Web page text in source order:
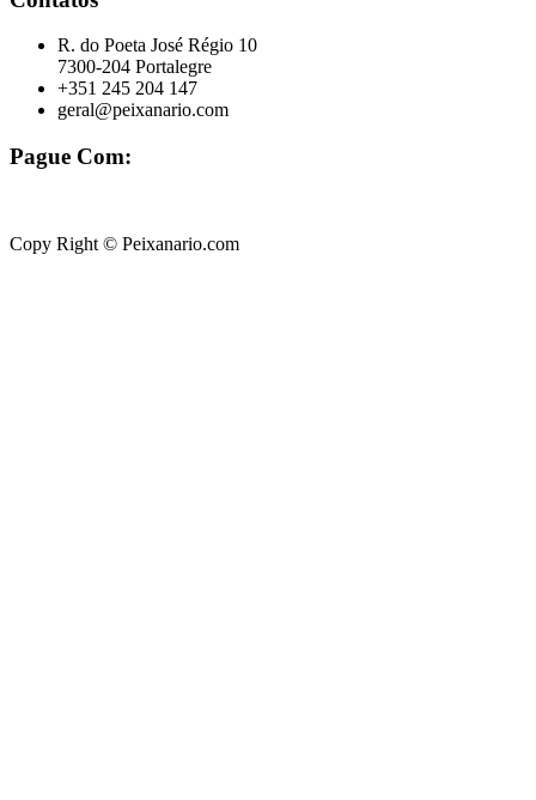
R. do Poeta José Régio 10
7300-204 Portalegre
+351 245 204 147
geral@peixanario.com
Pague Com:
Copy Right © Peixanario.com